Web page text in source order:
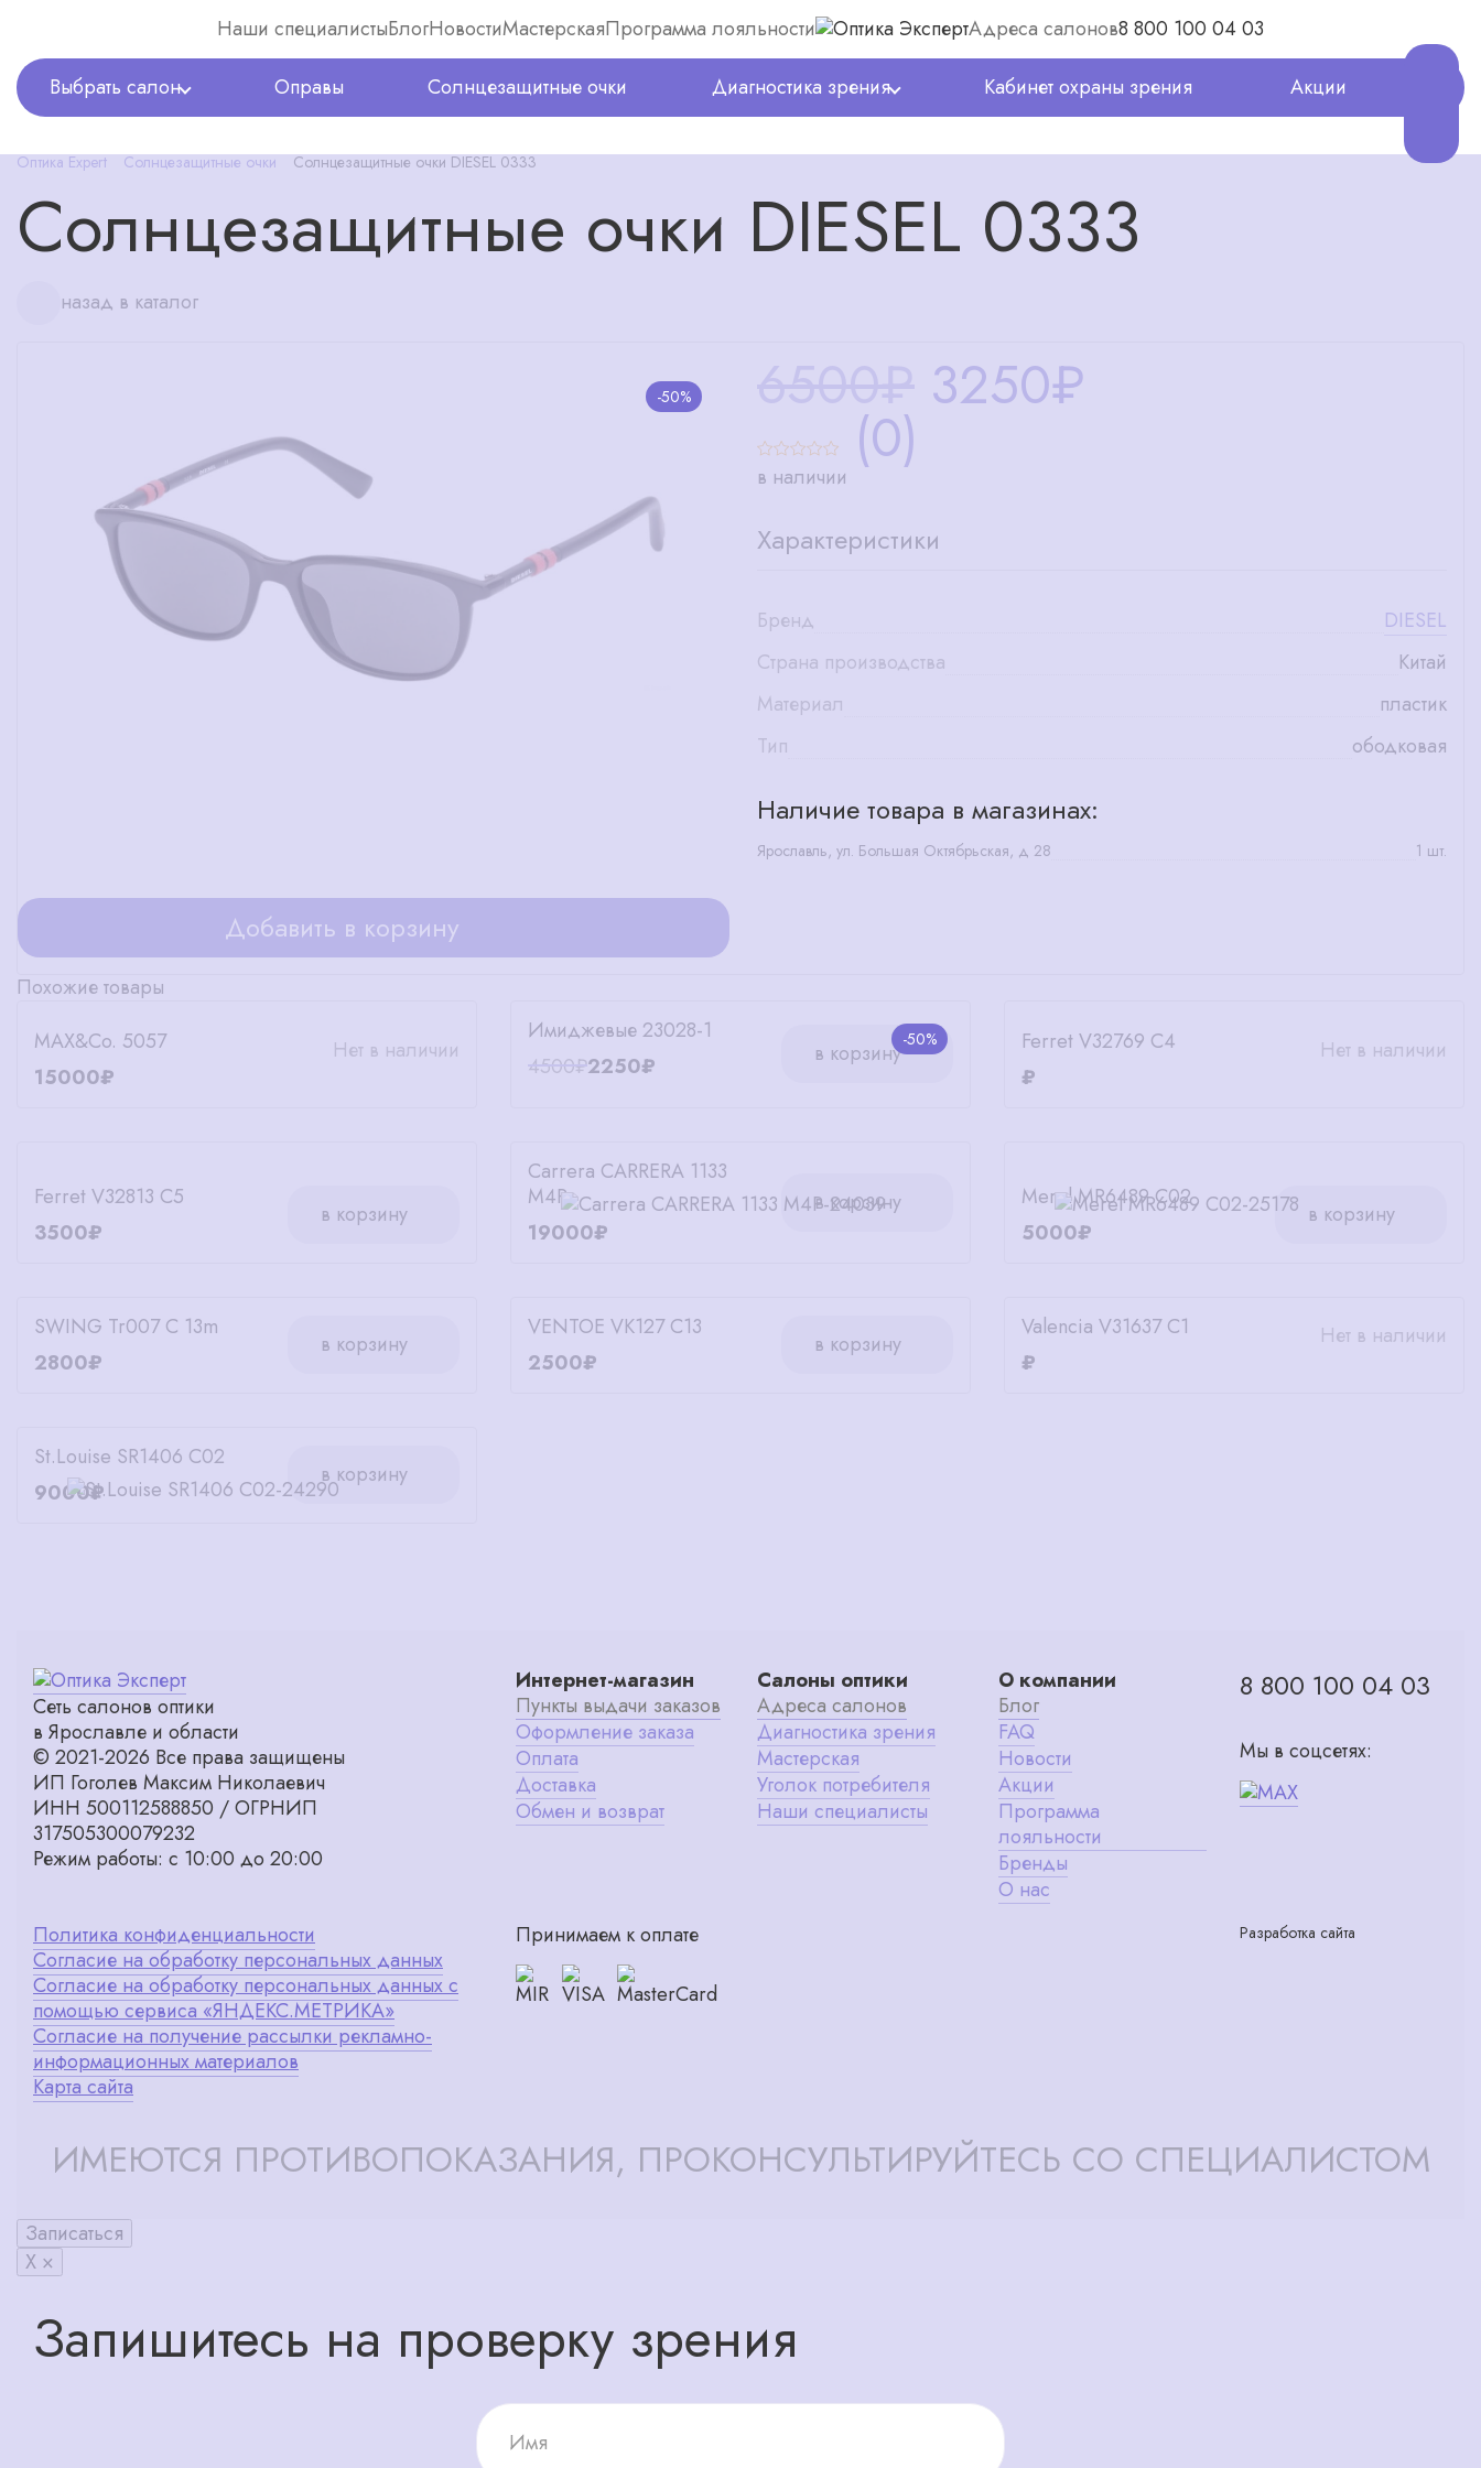
Наши специалистыБлогНовостиМастерскаяПрограмма лояльности Адреса салонов8 800 100 04 03
Выбрать салон Оправы Солнцезащитные очки Диагностика зрения Кабинет охраны зрения Акции
Оптика Expert Солнцезащитные очки Солнцезащитные очки DIESEL 0333
Солнцезащитные очки DIESEL 0333
назад в каталог
-50% 3250₽
(0)
в наличии
Характеристики
Бренд
DIESEL
Страна производства
Китай
Материал
пластик
Тип
ободковая
Наличие товара в магазинах:
Ярославль, ул. Большая Октябрьская, д 28 1 шт.
Добавить в корзину
Похожие товары
MAX&Co. 5057
15000₽
Нет в наличии -50%
Имиджевые 23028-1
4500₽2250₽ в корзину
Ferret V32769 C4
₽
Нет в наличии
Ferret V32813 C5
3500₽
в корзину
Carrera CARRERA 1133
M4P
19000₽
в корзину
Merel MR6489 C02
5000₽
в корзину
SWING Tr007 C 13m
2800₽
в корзину
VENTOE VK127 C13
2500₽
в корзину
Valencia V31637 C1
₽
Нет в наличии
St.Louise SR1406 C02
9000₽
в корзину
Сеть салонов оптики
в Ярославле и области
© 2021-2026 Все права защищены
ИП Гоголев Максим Николаевич
ИНН 500112588850 / ОГРНИП
317505300079232
Режим работы: с 10:00 до 20:00
Интернет-магазин
Пункты выдачи заказов
Оформление заказа
Оплата
Доставка
Обмен и возврат
Салоны оптики
Адреса салонов
Диагностика зрения
Мастерская
Уголок потребителя
Наши специалисты
О компании
Блог
FAQ
Новости
Акции
Программа
лояльности
Бренды
О нас
8 800 100 04 03
Мы в соцсетях:
Политика конфиденциальности
Согласие на обработку персональных данных
Согласие на обработку персональных данных с
помощью сервиса «ЯНДЕКС.МЕТРИКА»
Согласие на получение рассылки рекламно-
информационных материалов
Карта сайта
Принимаем к оплате Разработка сайта
ИМЕЮТСЯ ПРОТИВОПОКАЗАНИЯ, ПРОКОНСУЛЬТИРУЙТЕСЬ СО СПЕЦИАЛИСТОМ
Записаться
X ×
Запишитесь на проверку зрения
Имя